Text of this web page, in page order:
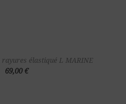
élastiqué L MARINE
69,00 €